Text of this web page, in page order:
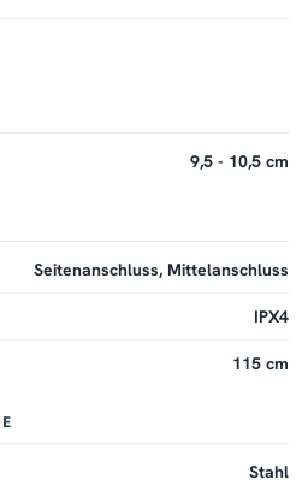
9,5 - 10,5 cm
Seitenanschluss, Mittelanschluss
IPX4
115 cm
Stahl